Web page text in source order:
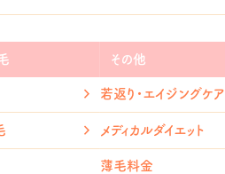
クター
ダイエット
薄毛治療(AGA)
ワキガ・多汗症治療
アンチエイジング
美容内服
その他
若返り・エイジングケア
メディカルダイエット
薄毛料金